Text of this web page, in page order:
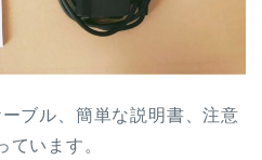
ブル、簡単な説明書、注意
ています。